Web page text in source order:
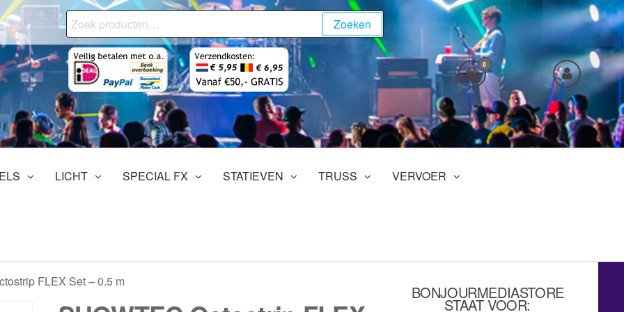
Zoeken
naar:
Zoeken
0
LICHT SPECIAL FX STATIEVEN TRUSS VERVOER
FLEX Set – 0.5 m
BONJOURMEDIASTORE
STAAT VOOR: